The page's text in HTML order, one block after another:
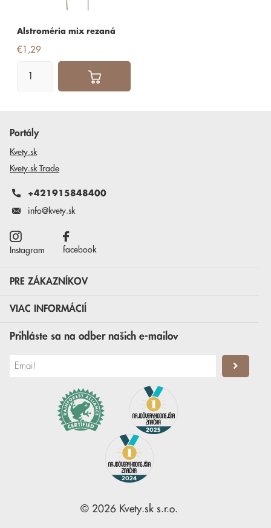
Alstroméria mix rezaná
€1,29
Portály
Kvety.sk
Kvety.sk Trade
+421915848400
info@kvety.sk
Instagram facebook
PRE ZÁKAZNÍKOV
VIAC INFORMÁCIÍ
Prihláste sa na odber našich e-mailov
© 2026 Kvety.sks.r.o.